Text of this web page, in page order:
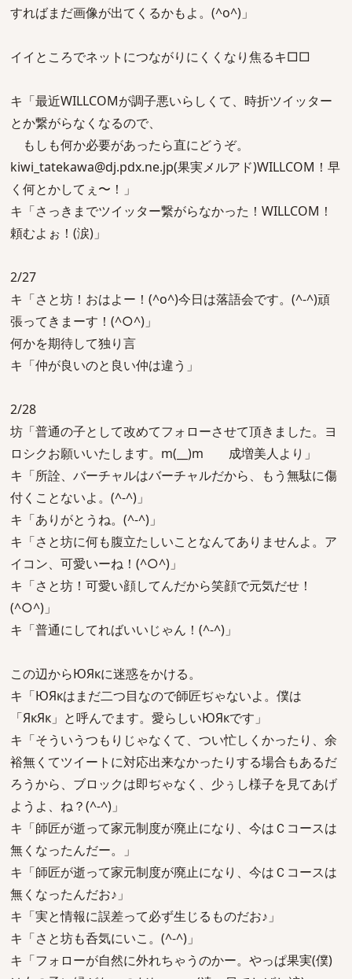
すればまだ画像が出てくるかもよ。(^o^)」
イイところでネットにつながりにくくなり焦るキ□□
キ「最近WILLCOMが調子悪いらしくて、時折ツイッター
とか繋がらなくなるので、
もしも何か必要があったら直にどうぞ。
kiwi_tatekawa@dj.pdx.ne.jp(果実メルアド)WILLCOM！早
く何とかしてぇ〜！」
キ「さっきまでツイッター繋がらなかった！WILLCOM！
頼むよぉ！(涙)」
2/27
キ「さと坊！おはよー！(^o^)今日は落語会です。(^-^)頑
張ってきまーす！(^○^)」
何かを期待して独り言
キ「仲が良いのと良い仲は違う」
2/28
坊「普通の子として改めてフォローさせて頂きました。ヨ
ロシクお願いいたします。m(__)m 成増美人より」
キ「所詮、バーチャルはバーチャルだから、もう無駄に傷
付くことないよ。(^-^)」
キ「ありがとうね。(^-^)」
キ「さと坊に何も腹立たしいことなんてありませんよ。ア
イコン、可愛いーね！(^○^)」
キ「さと坊！可愛い顔してんだから笑顔で元気だせ！
(^○^)」
キ「普通にしてればいいじゃん！(^-^)」
この辺からЮЯкに迷惑をかける。
キ「ЮЯкはまだ二つ目なので師匠ぢゃないよ。僕は
「ЯкЯк」と呼んでます。愛らしいЮЯкです」
キ「そういうつもりじゃなくて、つい忙しくかったり、余
裕無くてツイートに対応出来なかったりする場合もあるだ
ろうから、ブロックは即ぢゃなく、少ぅし様子を見てあげ
ようよ、ね？(^-^)」
キ「師匠が逝って家元制度が廃止になり、今はＣコースは
無くなったんだー。」
キ「師匠が逝って家元制度が廃止になり、今はＣコースは
無くなったんだお♪」
キ「実と情報に誤差って必ず生じるものだお♪」
キ「さと坊も呑気にいこ。(^-^)」
キ「フォローが自然に外れちゃうのかー。やっぱ果実(僕)